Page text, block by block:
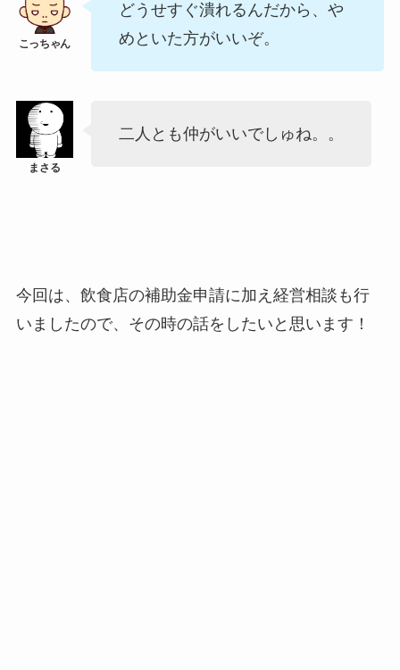
どうせすぐ潰れるんだから、や
めといた方がいいぞ。
二人とも仲がいいでしゅね。。
今回は、飲食店の補助金申請に加え経営相談も行
いましたので、その時の話をしたいと思います！